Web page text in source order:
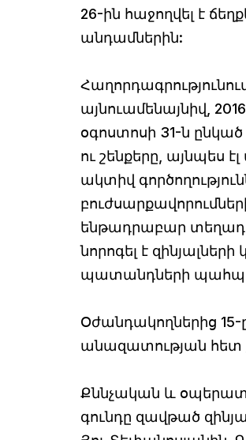
26-ին հաջողվել է
անդամներին:
այնուամենայնիվ,
օգոստոսի 31-ն
ու շենքերը, այնպես
ակտիվ
ենթադրաբար
նորոգել է
պատանդների
Օժանդակողներից
անազատության
Քննչական և
գունդը զավթած